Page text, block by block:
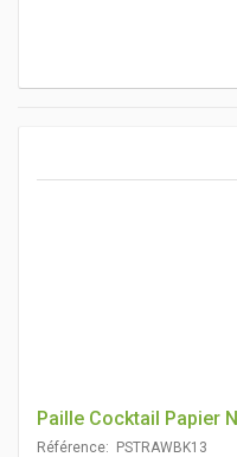
Paille Cocktail Papier
Référence: PSTRAWBK13